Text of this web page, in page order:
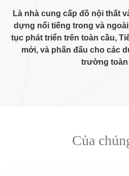
Là nhà cung cấp đồ nội thất
dựng nổi tiếng trong và
tục phát triển trên toàn cầu,
mới, và phấn đấu cho các
trường toàn
Của